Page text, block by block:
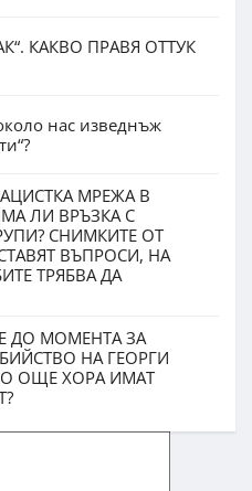
КАКВО ПРАВЯ ОТТУК
нас изведнъж
МРЕЖА В
ЛИ ВРЪЗКА С
СНИМКИТЕ ОТ
ВЪПРОСИ, НА
ТРЯБВА ДА
ДО МОМЕНТА ЗА
НА ГЕОРГИ
ОЩЕ ХОРА ИМАТ